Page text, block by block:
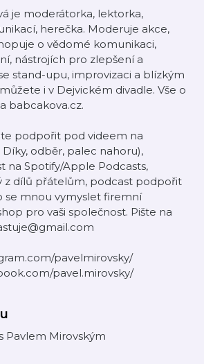
je moderátorka, lektorka,
herečka. Moderuje akce,
o vědomé komunikaci,
nástrojích pro zlepšení a
stand-upu, improvizaci a blízkým
i v Dejvickém divadle. Vše o
babcakova.cz.
podpořit pod videem na
odběr, palec nahoru),
na Spotify/Apple Podcasts,
z dílů přátelům, podcast podpořit
se mnou vymyslet firemní
pro vaši společnost. Pište na
pavelmirovsky/
pavel.mirovsky/
Pavlem Mirovským